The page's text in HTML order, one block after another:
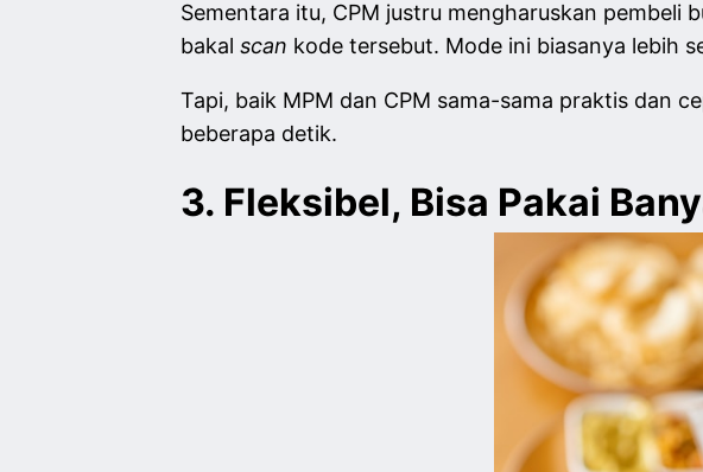
Sementara itu, CPM justru mengharuskan pembeli
bakal scan kode tersebut. Mode ini biasanya lebih
Tapi, baik MPM dan CPM sama-sama praktis dan
beberapa detik.
3. Fleksibel, Bisa Pakai